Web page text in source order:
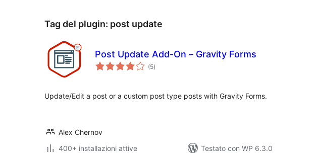
Tag del plugin: post update
Post Update Add-On – Gravity Forms
(5valutazioni
totali
)
Update/Edit a post or a custom post type posts with Gravity Forms.
Alex Chernov
400+ installazioni attive
Testato con WP 6.3.0